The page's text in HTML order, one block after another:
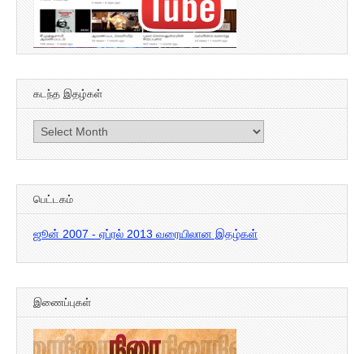
கடந்த இதழ்கள்
கடந்த
இதழ்கள்
பெட்டகம்
ஜூன் 2007 - ஏப்ரல் 2013 வரையிலான இதழ்கள்
இணைப்புகள்